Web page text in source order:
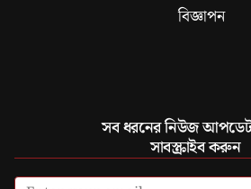
বিজ্ঞাপন
সব ধরনের নিউজ
সাবস্ক্রাইব করুন